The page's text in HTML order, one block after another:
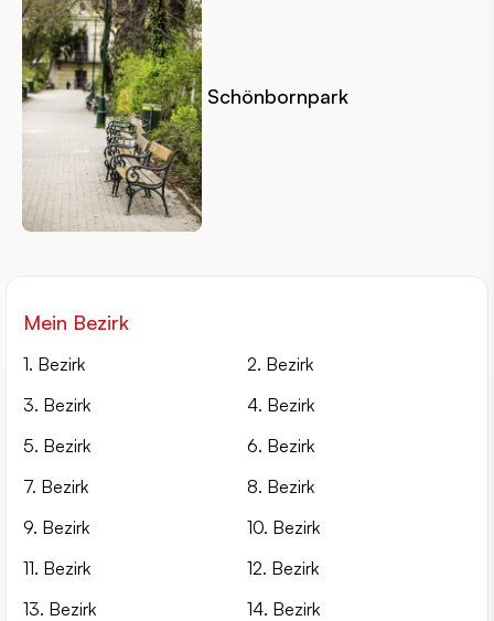
Schönbornpark
Mein Bezirk
1. Bezirk
2. Bezirk
3. Bezirk
4. Bezirk
5. Bezirk
6. Bezirk
7. Bezirk
8. Bezirk
9. Bezirk
10. Bezirk
11. Bezirk
12. Bezirk
13. Bezirk
14. Bezirk